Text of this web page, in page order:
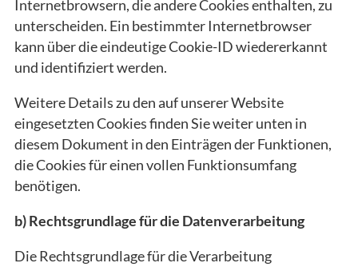
Internetbrowsern, die andere Cookies enthalten, zu
unterscheiden. Ein bestimmter Internetbrowser
kann über die eindeutige Cookie-ID wiedererkannt
und identifiziert werden.
Weitere Details zu den auf unserer Website
eingesetzten Cookies finden Sie weiter unten in
diesem Dokument in den Einträgen der Funktionen,
die Cookies für einen vollen Funktionsumfang
benötigen.
b) Rechtsgrundlage für die Datenverarbeitung
Die Rechtsgrundlage für die Verarbeitung